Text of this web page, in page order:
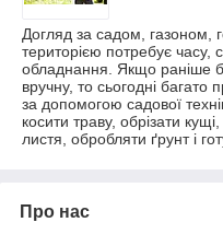
Догляд за садом, газоном,
територією потребує часу,
обладнання. Якщо раніше
вручну, то сьогодні багато
за допомогою садової
косити траву, обрізати
листя, обробляти ґрунт і
Про нас